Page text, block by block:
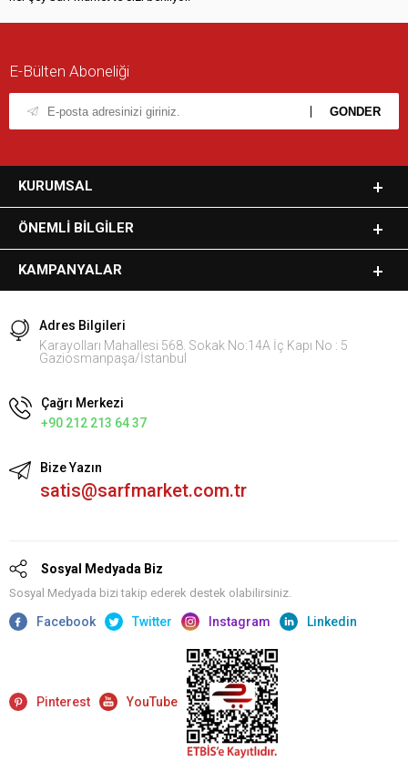
E-Bülten Aboneliği
KURUMSAL
ÖNEMLI BILGILER
KAMPANYALAR
Adres Bilgileri
Karayolları Mahallesi 568. Sokak No:14A İç Kapı No : 5
Gaziosmanpaşa/İstanbul
Çağrı Merkezi
+90 212 213 64 37
Bize Yazın
satis@sarfmarket.com.tr
Sosyal Medyada Biz
Sosyal Medyada bizi takip ederek destek olabilirsiniz.
Facebook Twitter Instagram Linkedin
Pinterest YouTube